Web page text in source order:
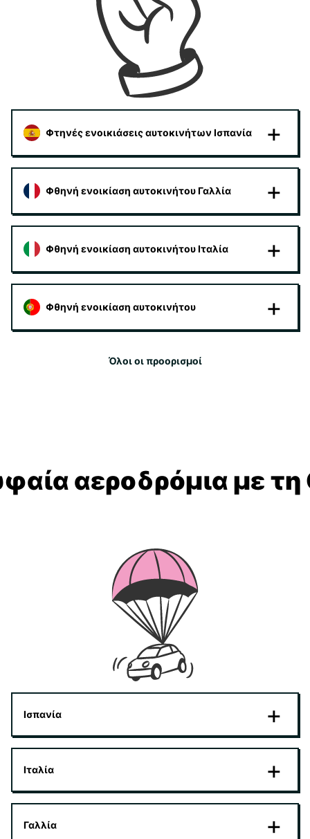
Φτηνές ενοικιάσεις αυτοκινήτων Ισπανία
Φθηνή ενοικίαση αυτοκινήτου Γαλλία
Φθηνή ενοικίαση αυτοκινήτου Ιταλία
Φθηνή ενοικίαση αυτοκινήτου
Όλοι οι προορισμοί
αεροδρόμια με τη
Ισπανία
Ιταλία
Γαλλία